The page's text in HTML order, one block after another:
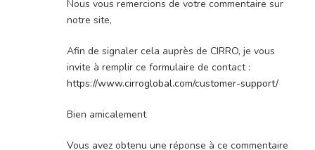
Nous vous remercions de votre commentaire sur
notre site,
Afin de signaler cela auprès de CIRRO, je vous
invite à remplir ce formulaire de contact :
https://www.cirroglobal.com/customer-support/
Bien amicalement
Vous avez obtenu une réponse à ce commentaire